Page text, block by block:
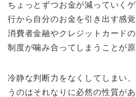
ちょっとずつお金が減っていく
行から自分のお金を引き出す感
消費者金融やクレジットカード
制度が噛み合ってしまうことが原
冷静な判断力をなくしてしまい
うのはそれなりに必然の性質が